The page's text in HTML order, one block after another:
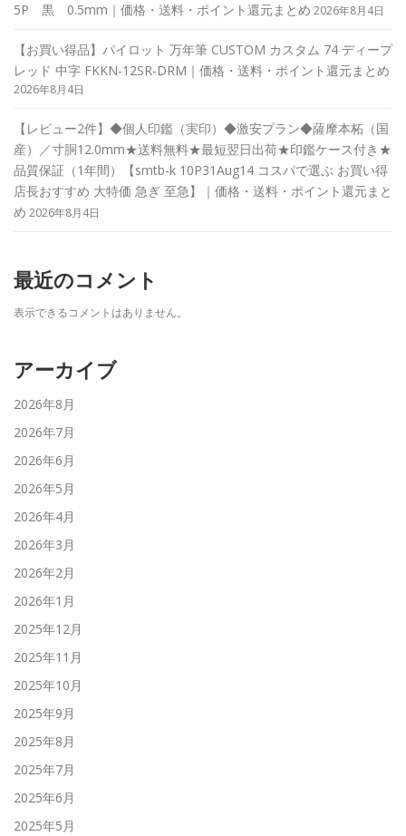
5P 黒 0.5mm｜価格・送料・ポイント還元まとめ 2026年8月4日
【お買い得品】パイロット 万年筆 CUSTOM カスタム 74 ディープ
レッド 中字 FKKN-12SR-DRM｜価格・送料・ポイント還元まとめ
2026年8月4日
【レビュー2件】◆個人印鑑（実印）◆激安プラン◆薩摩本柘（国
産）／寸胴12.0mm★送料無料★最短翌日出荷★印鑑ケース付き★
品質保証（1年間）【smtb-k 10P31Aug14 コスパで選ぶ お買い得
店長おすすめ 大特価 急ぎ 至急】｜価格・送料・ポイント還元まと
め 2026年8月4日
最近のコメント
表示できるコメントはありません。
アーカイブ
2026年8月
2026年7月
2026年6月
2026年5月
2026年4月
2026年3月
2026年2月
2026年1月
2025年12月
2025年11月
2025年10月
2025年9月
2025年8月
2025年7月
2025年6月
2025年5月